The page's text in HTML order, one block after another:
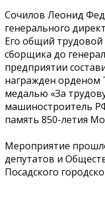
Сочилов Леонид
генерального
Его общий трудовой
сборщика до
предприятии
награжден орденом
медалью «За
машиностроитель
память 850-летия
Мероприятие
депутатов и
Посадского